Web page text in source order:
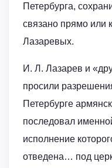
Петербурга,
связано прямо или
Лазаревых.
И. Л. Лазарев и
просили
Петербурге
последовал
исполнение
отведена… под